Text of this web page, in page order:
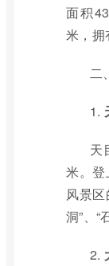
面积
米，拥
二
1.
天
米。
风景区
洞”、“
2.